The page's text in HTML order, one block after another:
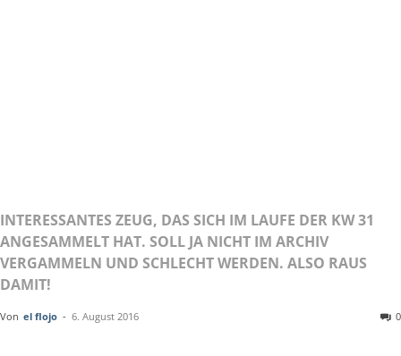
INTERESSANTES ZEUG, DAS SICH IM LAUFE DER KW 31
ANGESAMMELT HAT. SOLL JA NICHT IM ARCHIV
VERGAMMELN UND SCHLECHT WERDEN. ALSO RAUS
DAMIT!
Von el flojo - 6. August 2016 0